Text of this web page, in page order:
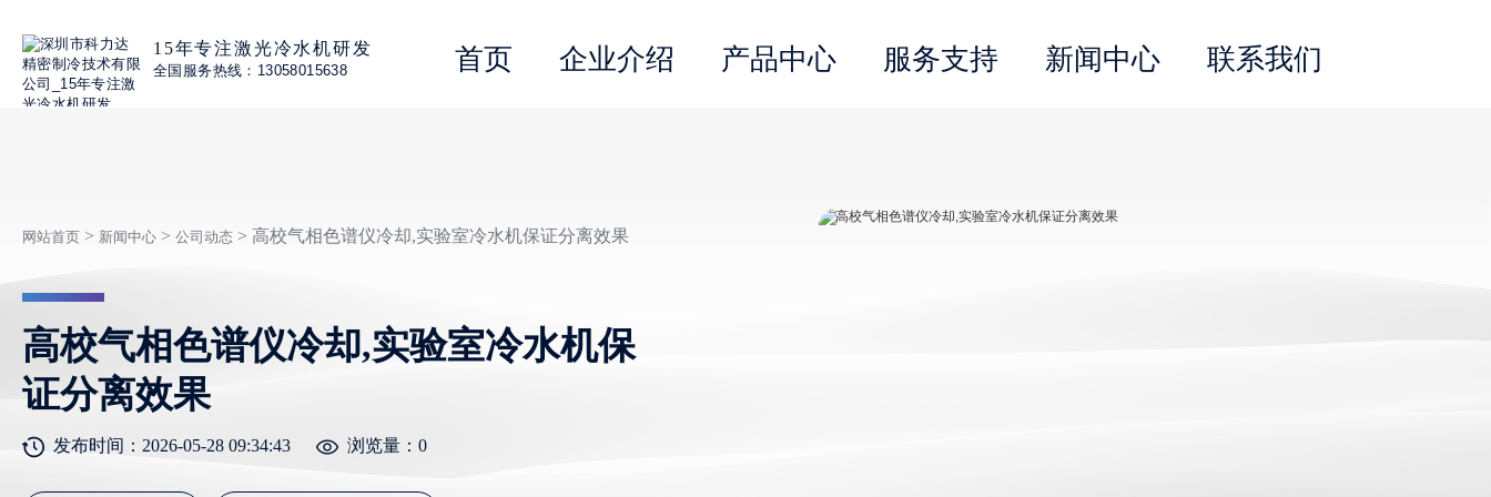
15年专注激光冷水机研发
全国服务热线：13058015638 首页 企业介绍 产品中心 服务支持 新闻中心 联系我们
网站首页 > 新闻中心 > 公司动态 > 高校气相色谱仪冷却,实验室冷水机保证分离效果
高校气相色谱仪冷却,实验室冷水机保
证分离效果
发布时间：2026-05-28 09:34:43 浏览量： 0